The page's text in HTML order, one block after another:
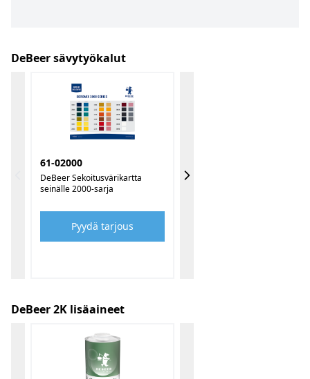
DeBeer sävytyökalut
61-02000
DeBeer Sekoitusvärikartta
seinälle 2000-sarja
Pyydä tarjous
DeBeer 2K lisäaineet